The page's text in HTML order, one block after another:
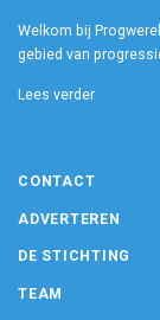
Welkom bij
gebied van
Lees verder
CONTACT
ADVERTEREN
DE STICHTING
TEAM